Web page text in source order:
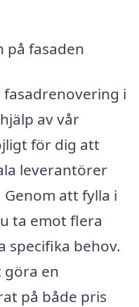
på fasaden
i
av vår
för dig att
leverantörer
att fylla i
ta emot flera
specifika behov.
göra en
på både pris